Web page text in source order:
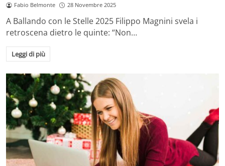
Fabio Belmonte 28 Novembre 2025
A Ballando con le Stelle 2025 Filippo Magnini svela i
retroscena dietro le quinte: “Non…
Leggi di più